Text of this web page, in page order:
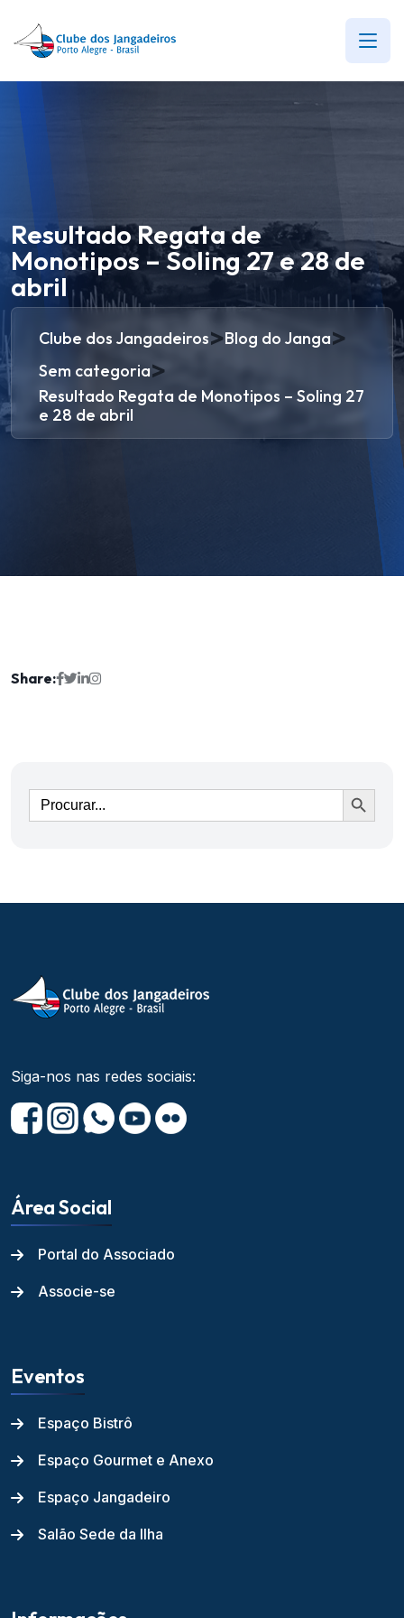
Resultado Regata de
Monotipos – Soling 27 e 28 de
abril
Clube dos Jangadeiros>Blog do Janga>
Sem categoria>
Resultado Regata de Monotipos – Soling 27
e 28 de abril
Share:
Ir
Siga-nos nas redes sociais:
Área Social
Portal do Associado
Associe-se
Eventos
Espaço Bistrô
Espaço Gourmet e Anexo
Espaço Jangadeiro
Salão Sede da Ilha